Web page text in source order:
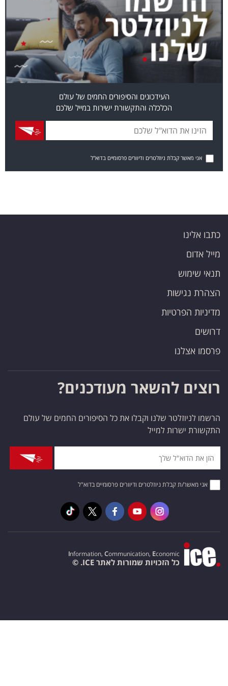
העידכונים והסיפורים החמים של עולם
הכלכלה והתקשורת ישירות במייל שלכם
אני מאשר קבלת ניוזלטרים ודיוורים פרסומיים בדוא"ל
כתבו אלינו
מייל אדום
תנאי שימוש
הצהרת נגישות
מדיניות הפרטיות
דרושים
פרסמו אצלנו
רוצים להשאר מעודכנים?
הרשמו לניוזלטר שלנו וקבלו את כל הסיפורים החמים של עולם
התקשורת ישרות למייל
אני מאשר/ת קבלת ניוזלטרים ודיוורים פרסומיים בדוא"ל
Information, Communication, Economic
כל הזכויות שמורות לאתר ICE. ©